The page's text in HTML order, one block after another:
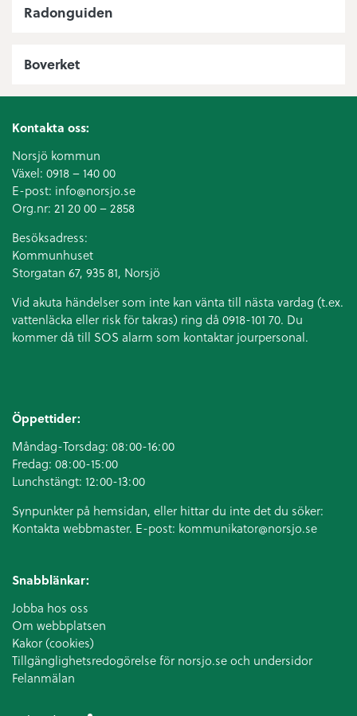
Radonguiden
Boverket
Kontakta oss:
Norsjö kommun
Växel: 0918 – 140 00
E-post: info@norsjo.se
Org.nr: 21 20 00 – 2858
Besöksadress:
Kommunhuset
Storgatan 67, 935 81, Norsjö
Vid akuta händelser som inte kan vänta till nästa vardag (t.ex.
vattenläcka eller risk för takras) ring då 0918-101 70. Du
kommer då till SOS alarm som kontaktar jourpersonal.
Öppettider:
Måndag-Torsdag: 08:00-16:00
Fredag: 08:00-15:00
Lunchstängt: 12:00-13:00
Synpunkter på hemsidan, eller hittar du inte det du söker:
Kontakta webbmaster. E-post: kommunikator@norsjo.se
Snabblänkar:
Jobba hos oss
Om webbplatsen
Kakor (cookies)
Tillgänglighetsredogörelse för norsjo.se och undersidor
Felanmälan